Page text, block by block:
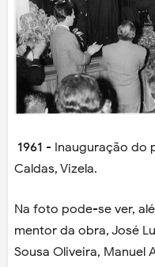
1961 - Inauguração do
Caldas, Vizela.
Na foto pode-se ver,
mentor da obra, José
Sousa Oliveira, Manuel